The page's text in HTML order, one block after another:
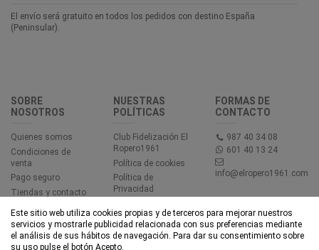
El envío será gratuito en todos los pedidos con destino España
(Peninsular).
SOBRE
NOSOTROS
Quienes somos
Condiciones de
venta
Pago seguro
Tiendas y contacto
NUESTRAS
POLÍTICAS
Club Fidelización El
Ropero1961
Política de cookies
Política de
Privacidad
Accesibilidad
FORMAS DE
CONTACTO
987 40 34 08
601 40 13 24
info@elropero1961.com
Este sitio web utiliza cookies propias y de terceros para mejorar nuestros
servicios y mostrarle publicidad relacionada con sus preferencias mediante
el análisis de sus hábitos de navegación. Para dar su consentimiento sobre
su uso pulse el botón Acepto.